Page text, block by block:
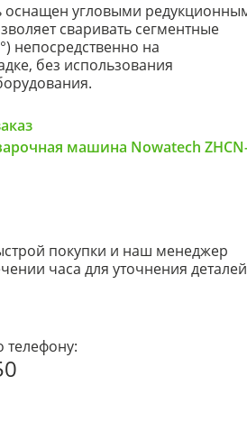
оснащен угловыми
сваривать сегментные
непосредственно на
без использования
машина Nowatech
покупки и наш менеджер
часа для уточнения деталей
телефону: